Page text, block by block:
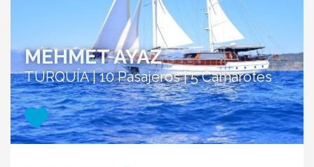
MEHMET AYAZ
TURQUÍA | 10 Pasajeros | 5 Camarotes